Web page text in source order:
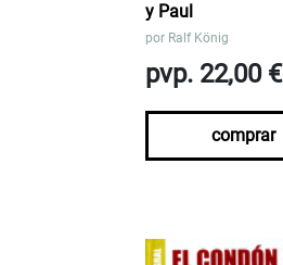
y Paul
por Ralf König
pvp. 22,00 €
comprar